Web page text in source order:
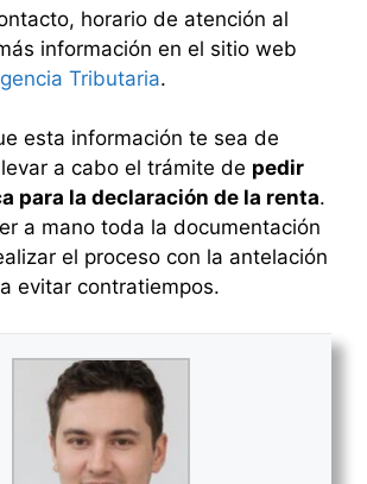
horario de atención al
información en el sitio web
Tributaria.
esta información te sea de
a cabo el trámite de pedir
para la declaración de la renta.
a mano toda la documentación
el proceso con la antelación
evitar contratiempos.